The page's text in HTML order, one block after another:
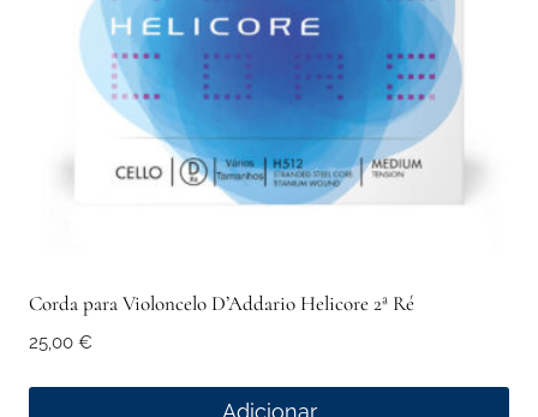
Corda para Violoncelo D’Addario Helicore 2ª Ré
25,00 €
Adicionar